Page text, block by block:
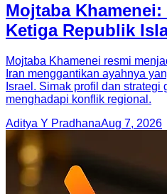
Mojtaba
Ketiga Republik
Mojtaba Khamenei resmi
Iran menggantikan ayahnya
Israel. Simak profil dan strategi
menghadapi konflik regional.
Aditya Y PradhanaAug 7, 2026